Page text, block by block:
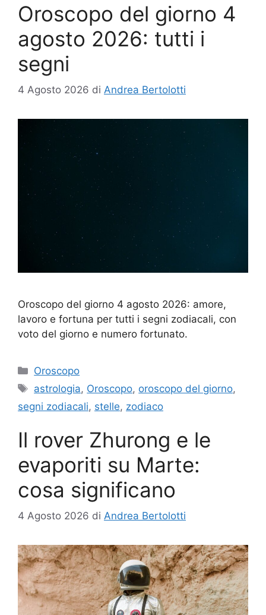
Oroscopo del giorno 4
agosto 2026: tutti i
segni
4 Agosto 2026 di Andrea Bertolotti
Oroscopo del giorno 4 agosto 2026: amore,
lavoro e fortuna per tutti i segni zodiacali, con
voto del giorno e numero fortunato.
Categorie
Oroscopo
Tag
astrologia, Oroscopo, oroscopo del giorno,
segni zodiacali, stelle, zodiaco
Il rover Zhurong e le
evaporiti su Marte:
cosa significano
4 Agosto 2026 di Andrea Bertolotti